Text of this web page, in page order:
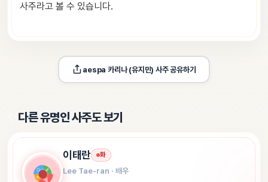
사주라고 볼 수 있습니다.
aespa 카리나 (유지민) 사주 공유하기
다른 유명인 사주도 보기
이태란 화
Lee Tae-ran · 배우